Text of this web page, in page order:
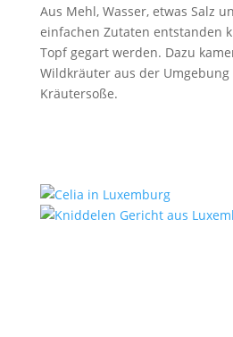
Aus Mehl, Wasser, etwas Salz
einfachen Zutaten entstanden
Topf gegart werden. Dazu
Wildkräuter aus der
Kräutersoße.